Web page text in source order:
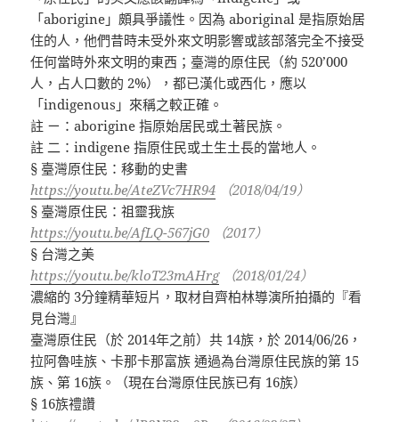
「aborigine」頗具爭議性。因為 aboriginal 是指原始居
住的人，他們昔時未受外來文明影響或該部落完全不接受
任何當時外來文明的東西；臺灣的原住民（約 520’000
人，占人口數的 2%），都已漢化或西化，應以
「indigenous」來稱之較正確。
註 ㄧ：aborigine 指原始居民或土著民族。
註 二：indigene 指原住民或土生土長的當地人。
§ 臺灣原住民：移動的史書
https://youtu.be/AteZVc7HR94 （2018/04/19）
§ 臺灣原住民：祖靈我族
https://youtu.be/AfLQ-567jG0 （2017）
§ 台灣之美
https://youtu.be/kloT23mAHrg（2018/01/24）
濃縮的 3分鐘精華短片，取材自齊柏林導演所拍攝的『看
見台灣』
臺灣原住民（於 2014年之前）共 14族，於 2014/06/26，
拉阿魯哇族、卡那卡那富族 通過為台灣原住民族的第 15
族、第 16族。（現在台灣原住民族已有 16族）
§ 16族禮讚